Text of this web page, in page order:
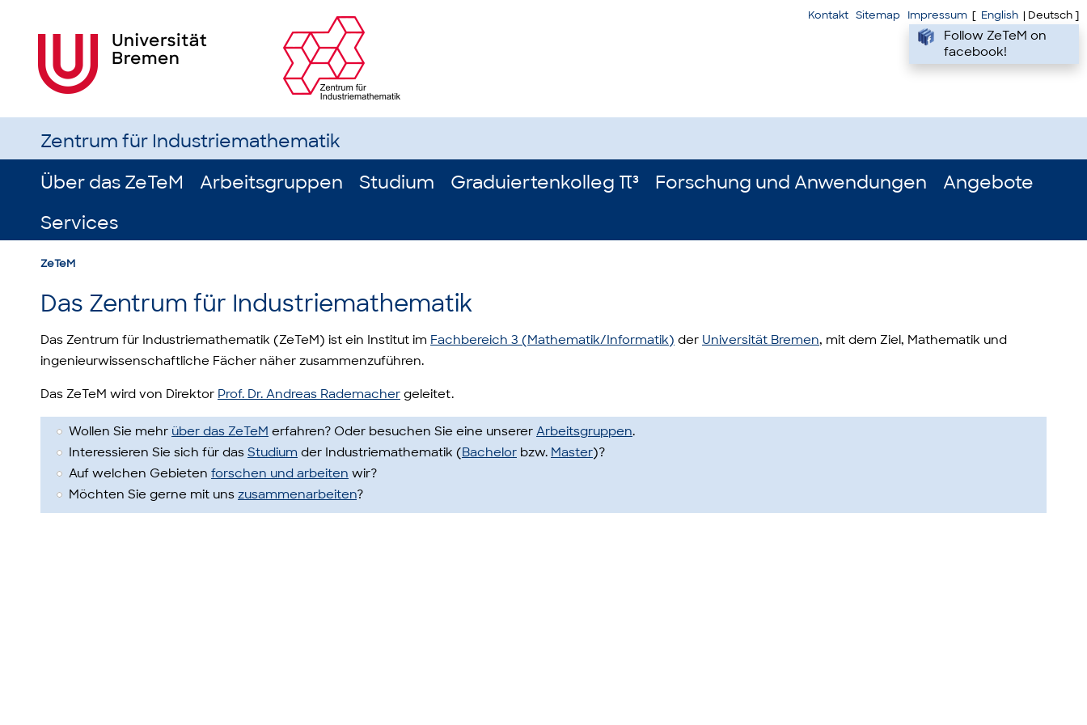
Zentrum für Industriemathematik
Follow ZeTeM on
facebook!
Über das ZeTeM Arbeitsgruppen Studium Graduiertenkolleg π³ Forschung und Anwendungen
Angebote
Services
ZeTeM
Kontakt Sitemap Impressum [ English | Deutsch ]
Das Zentrum für Industriemathematik
Das Zentrum für Industriemathematik (ZeTeM) ist ein Institut im Fachbereich 3 (Mathematik/Informatik) der Universität Bremen, mit dem Ziel, Mathematik und
ingenieurwissenschaftliche Fächer näher zusammenzuführen.
Das ZeTeM wird von Direktor Prof. Dr. Andreas Rademacher geleitet.
Wollen Sie mehr über das ZeTeM erfahren? Oder besuchen Sie eine unserer Arbeitsgruppen.
Interessieren Sie sich für das Studium der Industriemathematik (Bachelor bzw. Master)?
Auf welchen Gebieten forschen und arbeiten wir?
Möchten Sie gerne mit uns zusammenarbeiten?